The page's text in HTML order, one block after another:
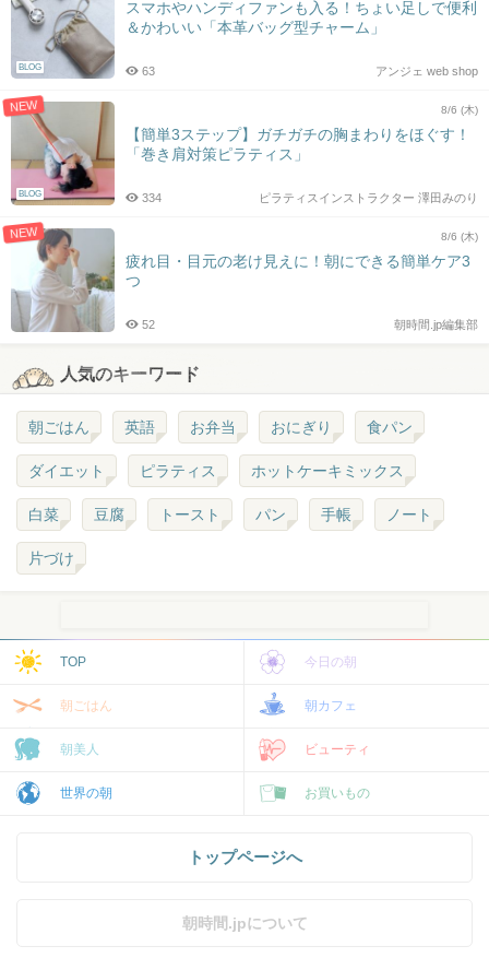
BLOG
スマホやハンディファンも入る！ちょい足しで便利
＆かわいい「本革バッグ型チャーム」
アンジェ web shop
63
NEW
BLOG
8/6 (木)
【簡単3ステップ】ガチガチの胸まわりをほぐす！
「巻き肩対策ピラティス」
ピラティスインストラクター 澤田みのり
334
NEW 8/6 (木)
疲れ目・目元の老け見えに！朝にできる簡単ケア3
つ
朝時間.jp編集部
52
人気のキーワード
朝ごはん 英語 お弁当 おにぎり 食パン
ダイエット ピラティス ホットケーキミックス
白菜 豆腐 トースト パン 手帳 ノート
片づけ
TOP 今日の朝
朝ごはん 朝カフェ
朝美人 ビューティ
世界の朝 お買いもの
トップページへ
朝時間.jpについて